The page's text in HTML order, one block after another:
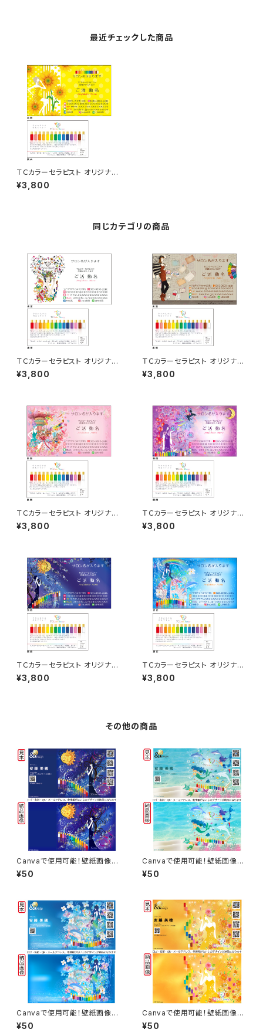
最近チェックした商品
ＴＣカラーセラピスト オリジナル
名刺 50枚
¥3,800
同じカテゴリの商品
ＴＣカラーセラピスト オリジナル
名刺 50枚
¥3,800
ＴＣカラーセラピスト オリジナル
名刺 50枚
¥3,800
ＴＣカラーセラピスト オリジナル
名刺 50枚
¥3,800
ＴＣカラーセラピスト オリジナル
名刺 50枚
¥3,800
ＴＣカラーセラピスト オリジナル
名刺 50枚
¥3,800
ＴＣカラーセラピスト オリジナル
名刺 50枚
¥3,800
その他の商品
Canvaで使用可能！壁紙画像素
材 インディゴ
¥50
Canvaで使用可能！壁紙画像素
材 ターコイズ
¥50
Canvaで使用可能！壁紙画像素
材 ブルー
¥50
Canvaで使用可能！壁紙画像素
材 ゴールド
¥50